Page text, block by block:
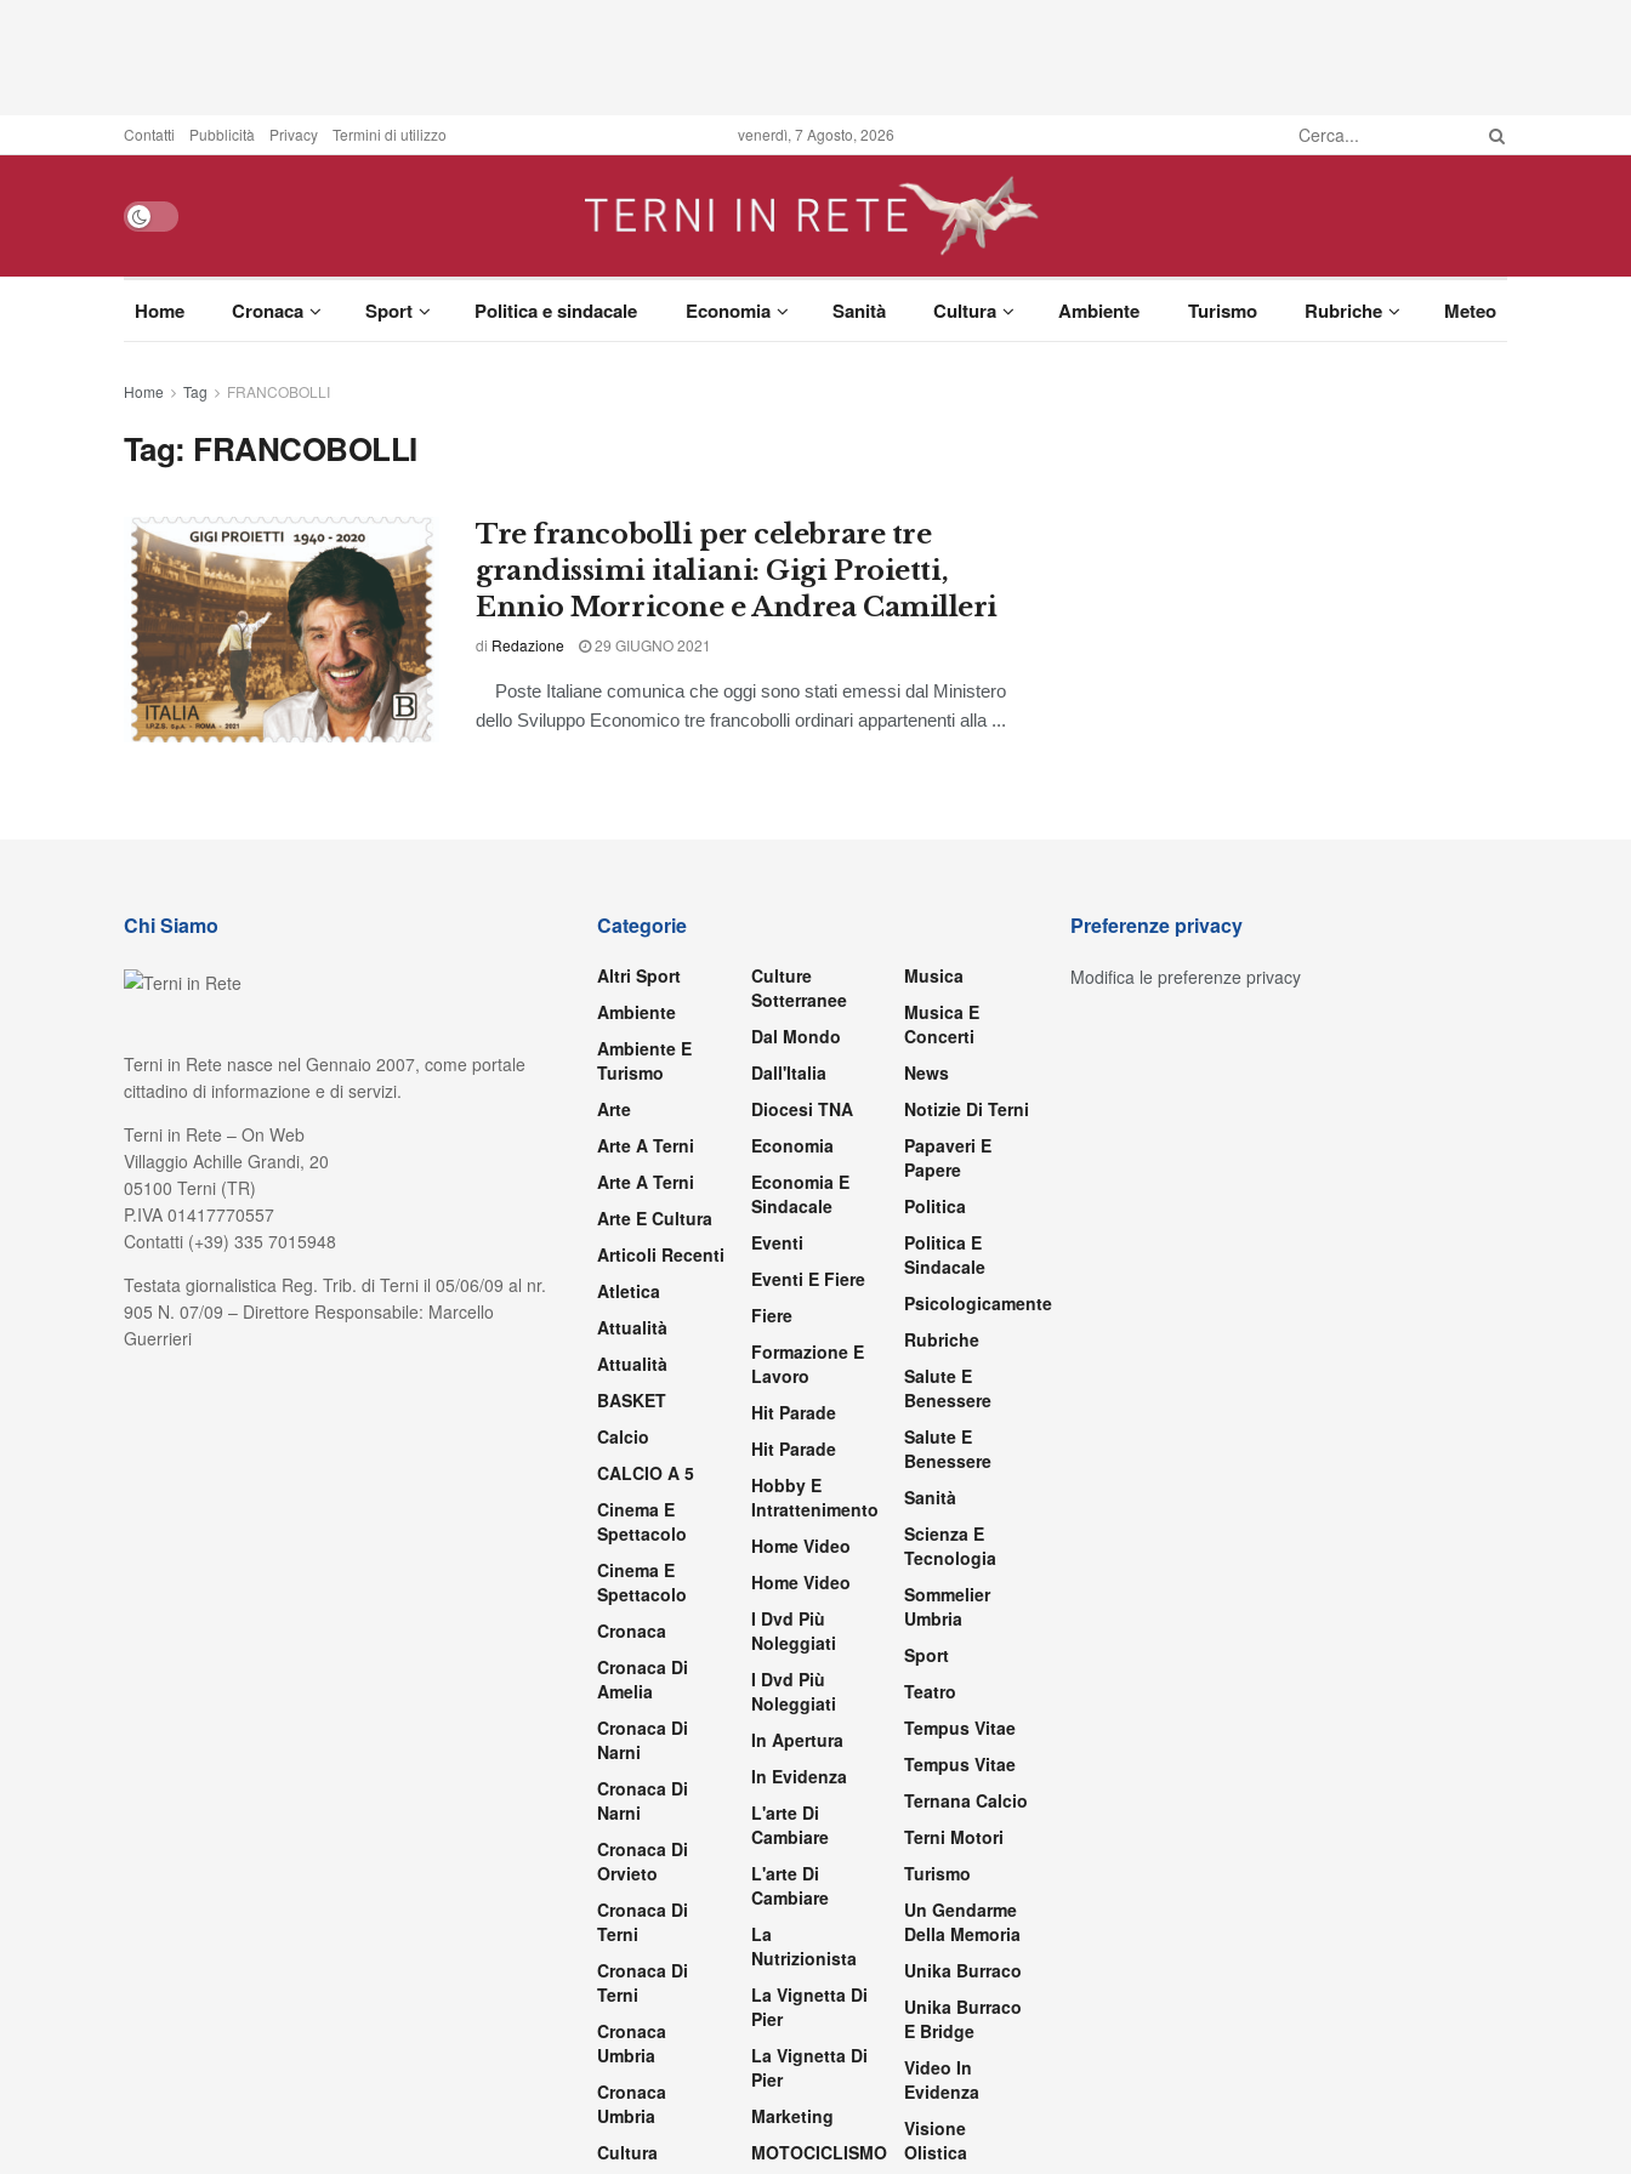
Contatti Pubblicità Privacy Termini di utilizzo venerdì, 7 Agosto, 2026
Home Cronaca Sport Politica e sindacale Economia Sanità Cultura Ambiente Turismo Rubriche Meteo
Home Tag FRANCOBOLLI
Tag: FRANCOBOLLI
Tre francobolli per celebrare tre
grandissimi italiani: Gigi Proietti,
Ennio Morricone e Andrea Camilleri
di Redazione 29 GIUGNO 2021
Poste Italiane comunica che oggi sono stati emessi dal Ministero
dello Sviluppo Economico tre francobolli ordinari appartenenti alla ...
Chi Siamo
Terni in Rete nasce nel Gennaio 2007, come portale
cittadino di informazione e di servizi.
Terni in Rete – On Web
Villaggio Achille Grandi, 20
05100 Terni (TR)
P.IVA 01417770557
Contatti (+39) 335 7015948
Testata giornalistica Reg. Trib. di Terni il 05/06/09 al nr.
905 N. 07/09 – Direttore Responsabile: Marcello
Guerrieri
Categorie
Altri Sport
Ambiente
Ambiente E
Turismo
Arte
Arte A Terni
Arte A Terni
Arte E Cultura
Articoli Recenti
Atletica
Attualità
Attualità
BASKET
Calcio
CALCIO A 5
Cinema E
Spettacolo
Cinema E
Spettacolo
Cronaca
Cronaca Di
Amelia
Cronaca Di
Narni
Cronaca Di
Narni
Cronaca Di
Orvieto
Cronaca Di
Terni
Cronaca Di
Terni
Cronaca
Umbria
Cronaca
Umbria
Cultura
Culture
Sotterranee
Dal Mondo
Dall'Italia
Diocesi TNA
Economia
Economia E
Sindacale
Eventi
Eventi E Fiere
Fiere
Formazione E
Lavoro
Hit Parade
Hit Parade
Hobby E
Intrattenimento
Home Video
Home Video
I Dvd Più
Noleggiati
I Dvd Più
Noleggiati
In Apertura
In Evidenza
L'arte Di
Cambiare
L'arte Di
Cambiare
La
Nutrizionista
La Vignetta Di
Pier
La Vignetta Di
Pier
Marketing
MOTOCICLISMO
Musica
Musica E
Concerti
News
Notizie Di Terni
Papaveri E
Papere
Politica
Politica E
Sindacale
Psicologicamente
Rubriche
Salute E
Benessere
Salute E
Benessere
Sanità
Scienza E
Tecnologia
Sommelier
Umbria
Sport
Teatro
Tempus Vitae
Tempus Vitae
Ternana Calcio
Terni Motori
Turismo
Un Gendarme
Della Memoria
Unika Burraco
Unika Burraco
E Bridge
Video In
Evidenza
Visione
Olistica
Preferenze privacy
Modifica le preferenze privacy